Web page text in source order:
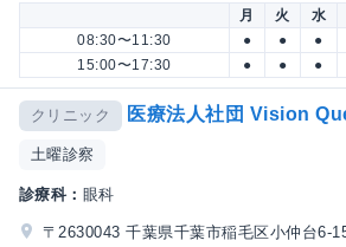
月 火 水
08:30〜11:30
● ● ●
15:00〜17:30
● ● ●
クリニック 医療法人社団 Vision
土曜診察
診療科： 眼科
〒2630043 千葉県千葉市稲毛区小仲台6-